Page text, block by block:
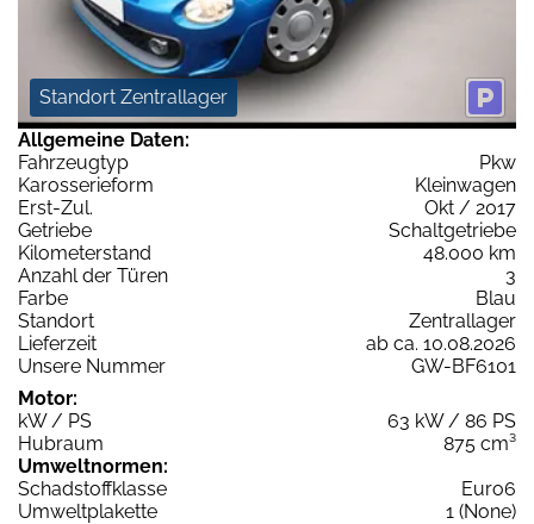
Standort Zentrallager
Allgemeine Daten:
Fahrzeugtyp
Pkw
Karosserieform
Kleinwagen
Erst-Zul.
Okt / 2017
Getriebe
Schaltgetriebe
Kilometerstand
48.000 km
Anzahl der Türen
3
Farbe
Blau
Standort
Zentrallager
Lieferzeit
ab ca. 10.08.2026
Unsere Nummer
GW-BF6101
Motor:
kW / PS
63 kW / 86 PS
Hubraum
875 cm³
Umweltnormen:
Schadstoffklasse
Euro6
Umweltplakette
1 (None)